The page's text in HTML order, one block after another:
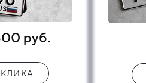
руб.